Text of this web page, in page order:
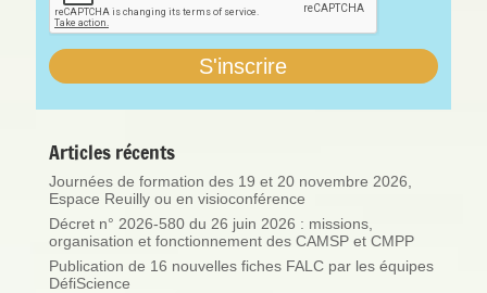
Articles récents
Journées de formation des 19 et 20 novembre 2026,
Espace Reuilly ou en visioconférence
Décret n° 2026-580 du 26 juin 2026 : missions,
organisation et fonctionnement des CAMSP et CMPP
Publication de 16 nouvelles fiches FALC par les équipes
DéfiScience